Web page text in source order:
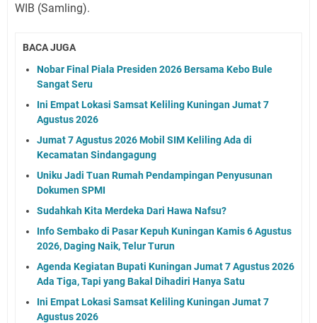
WIB (Samling).
BACA JUGA
Nobar Final Piala Presiden 2026 Bersama Kebo Bule
Sangat Seru
Ini Empat Lokasi Samsat Keliling Kuningan Jumat 7
Agustus 2026
Jumat 7 Agustus 2026 Mobil SIM Keliling Ada di
Kecamatan Sindangagung
Uniku Jadi Tuan Rumah Pendampingan Penyusunan
Dokumen SPMI
Sudahkah Kita Merdeka Dari Hawa Nafsu?
Info Sembako di Pasar Kepuh Kuningan Kamis 6 Agustus
2026, Daging Naik, Telur Turun
Agenda Kegiatan Bupati Kuningan Jumat 7 Agustus 2026
Ada Tiga, Tapi yang Bakal Dihadiri Hanya Satu
Ini Empat Lokasi Samsat Keliling Kuningan Jumat 7
Agustus 2026